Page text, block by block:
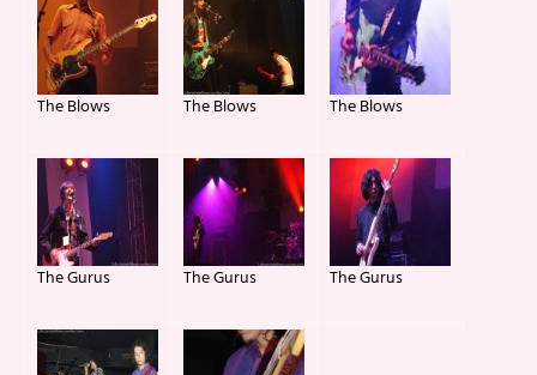
The Blows The Blows The Blows
The Gurus The Gurus The Gurus